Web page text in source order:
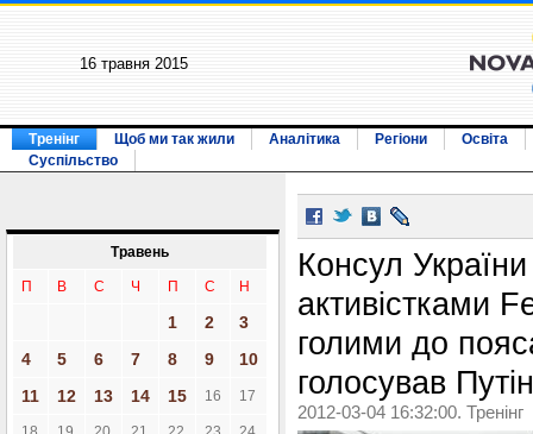
16 травня 2015
Тренінг Щоб ми так жили Аналітика Регіони
Освіта
Суспільство
Травень
П В С Ч П С Н
1 2
3
4
5 6 7 8 9
10
11
12 13 14 15 16 17
Консул
активістками
голими до
голосував
2012-03-04 16:32:00. Тренінг